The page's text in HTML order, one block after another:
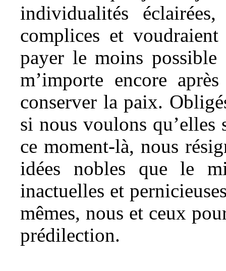
individualités
complices et
payer le moins possible
m’importe encore
conserver la paix.
si nous voulons qu’elles
ce moment-là, nous
idées nobles que le
inactuelles et
mêmes, nous et ceux
prédilection.